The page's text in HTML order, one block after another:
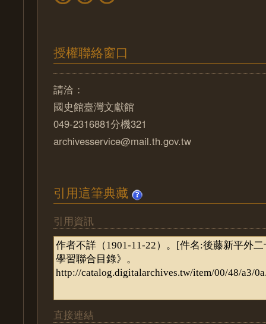
授權聯絡窗口
請洽：
國史館臺灣文獻館
049-2316881分機321
archivesservice@mail.th.gov.tw
引用這筆典藏
引用資訊
直接連結